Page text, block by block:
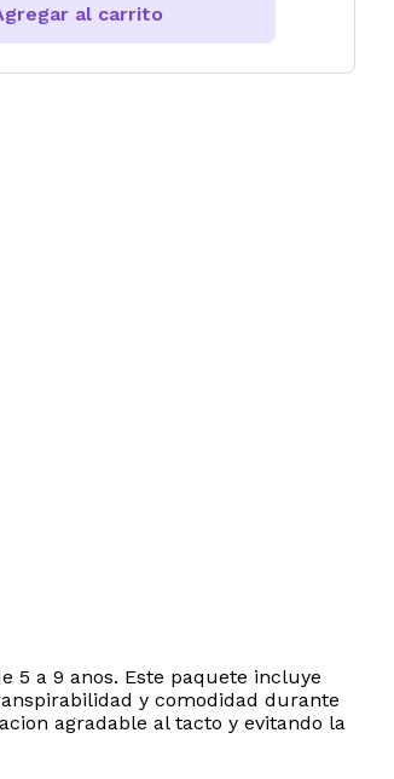
al carrito
5 a 9 anos. Este paquete incluye
y comodidad durante
agradable al tacto y evitando la